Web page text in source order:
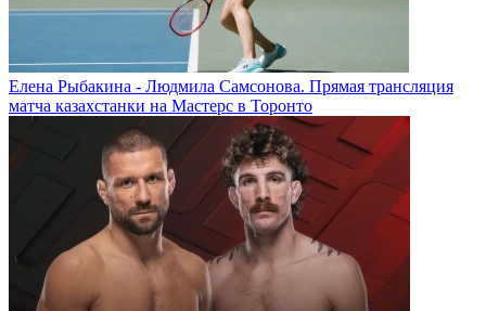
Елена Рыбакина - Людмила Самсонова. Прямая трансляция
матча казахстанки на Мастерс в Торонто